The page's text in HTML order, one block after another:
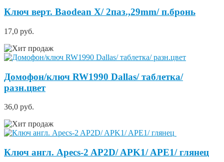
Ключ верт. Baodean X/ 2паз.,29mm/ п.бронь
17,0 руб.
Домофон/ключ RW1990 Dallas/ таблетка/
разн.цвет
36,0 руб.
Ключ англ. Apecs-2 AP2D/ APK1/ APE1/ глянец